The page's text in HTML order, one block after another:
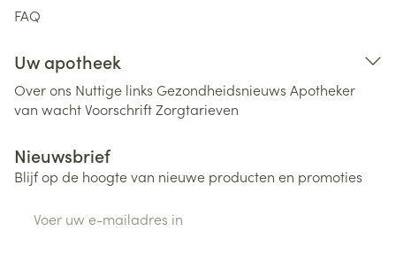
FAQ
Uw apotheek
Over ons Nuttige links Gezondheidsnieuws Apotheker
van wachtVoorschriftZorgtarieven
Nieuwsbrief
Blijf op de hoogte van nieuwe producten en promoties